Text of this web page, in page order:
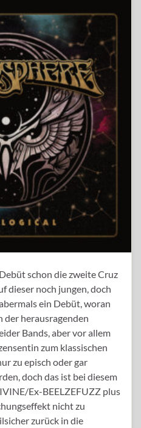
schon die zweite Cruz
dieser noch jungen, doch
ein Debüt, woran
der herausragenden
Bands, aber vor allem
zum klassischen
zu episch oder gar
doch das ist bei diesem
Ex-BEELZEFUZZ plus
nicht zu
zurück in die